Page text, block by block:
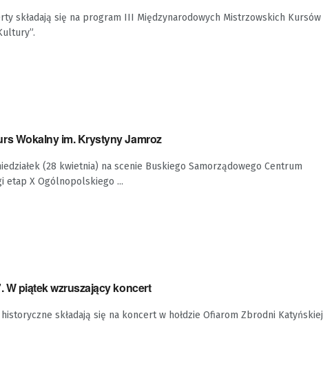
składają się na program III Międzynarodowych Mistrzowskich Kursów
Wokalny im. Krystyny Jamroz
(28 kwietnia) na scenie Buskiego Samorządowego Centrum
etap X Ogólnopolskiego ...
W piątek wzruszający koncert
składają się na koncert w hołdzie Ofiarom Zbrodni Katyńskiej